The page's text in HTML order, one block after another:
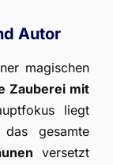
Autor
magischen
Zauberei mit
liegt
gesamte
versetzt